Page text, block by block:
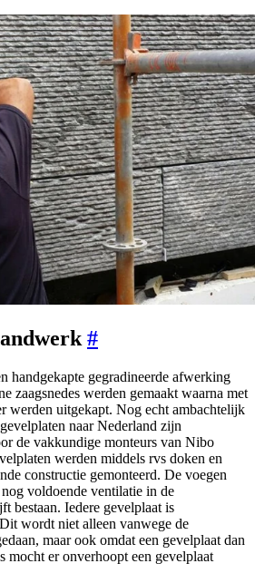
#
handgekapte gegradineerde afwerking
zaagsnedes werden gemaakt waarna met
werden uitgekapt. Nog echt ambachtelijk
naar Nederland zijn
de vakkundige monteurs van Nibo
werden middels rvs doken en
constructie gemonteerd. De voegen
voldoende ventilatie in de
bestaan. Iedere gevelplaat is
wordt niet alleen vanwege de
maar ook omdat een gevelplaat dan
mocht er onverhoopt een gevelplaat